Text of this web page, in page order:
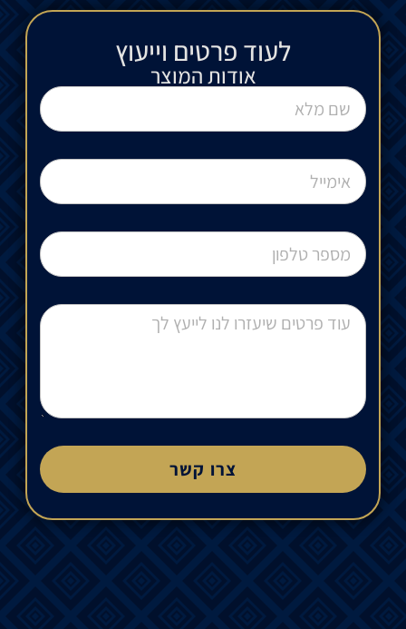
לעוד פרטים וייעוץ​
אודות המוצר
צרו קשר